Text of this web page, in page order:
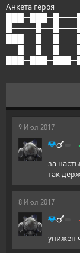
Анкета героя
9 Июл 2017
за
так
8 Июл 2017
унижен